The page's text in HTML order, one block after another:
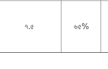
৭.৫ ৬৫%